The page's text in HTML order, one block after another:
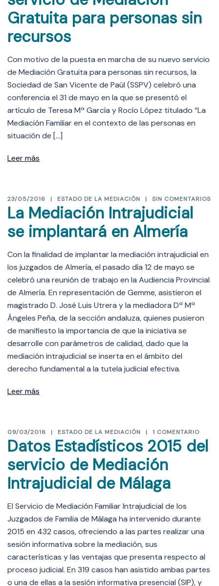
Gratuita para personas sin
recursos
Con motivo de la puesta en marcha de su nuevo servicio
de Mediación Gratuita para personas sin recursos, la
Sociedad de San Vicente de Paúl (SSPV) celebró una
conferencia el 31 de mayo en la que se presentó el
artículo de Teresa Mª García y Rocío López titulado “La
Mediación Familiar en el contexto de las personas en
situación de […]
Leer más
23/05/2016 ESTADO DE LA MEDIACIÓN SIN COMENTARIOS
La Mediación Intrajudicial
se implantará en Almería
Con la finalidad de implantar la mediación intrajudicial en
los juzgados de Almería, el pasado día 12 de mayo se
celebró una reunión de trabajo en la Audiencia Provincial
de Almería. En representación de Gemme, asistieron el
magistrado D. José Luis Utrera y la mediadora Dª Mª
Ángeles Peña, de la sección andaluza, quienes pusieron
de manifiesto la importancia de que la iniciativa se
desarrolle con parámetros de calidad, dado que la
mediación intrajudicial se inserta en el ámbito del
derecho fundamental a la tutela judicial efectiva.
Leer más
09/03/2016 ESTADO DE LA MEDIACIÓN 1 COMENTARIO
Datos Estadísticos 2015 del
servicio de Mediación
Intrajudicial de Málaga
El Servicio de Mediación Familiar Intrajudicial de los
Juzgados de Familia de Málaga ha intervenido durante
2015 en 432 casos, ofreciendo a las partes realizar una
sesión informativa sobre la mediación, sus
características y las ventajas que presenta respecto al
proceso judicial. En 319 casos han asistido ambas partes
o una de ellas a la sesión informativa presencial (SIP), y